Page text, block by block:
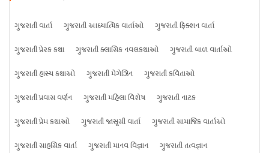
ગુજરાતી વાર્તા ગુજરાતી આધ્યાત્મિક વાર્તાઓ
ગુજરાતી ફિક્શન વાર્તા
ગુજરાતી પ્રેરક કથા
ગુજરાતી ક્લાસિક નવલકથાઓ
ગુજરાતી બાળ વાર્તાઓ
ગુજરાતી હાસ્ય કથાઓ
ગુજરાતી મેગેઝિન
ગુજરાતી કવિતાઓ
ગુજરાતી પ્રવાસ વર્ણન
ગુજરાતી મહિલા વિશેષ
ગુજરાતી નાટક
ગુજરાતી પ્રેમ કથાઓ
ગુજરાતી જાસૂસી વાર્તા
ગુજરાતી સામાજિક વાર્તાઓ
ગુજરાતી સાહસિક વાર્તા
ગુજરાતી માનવ વિજ્ઞાન
ગુજરાતી તત્વજ્ઞાન